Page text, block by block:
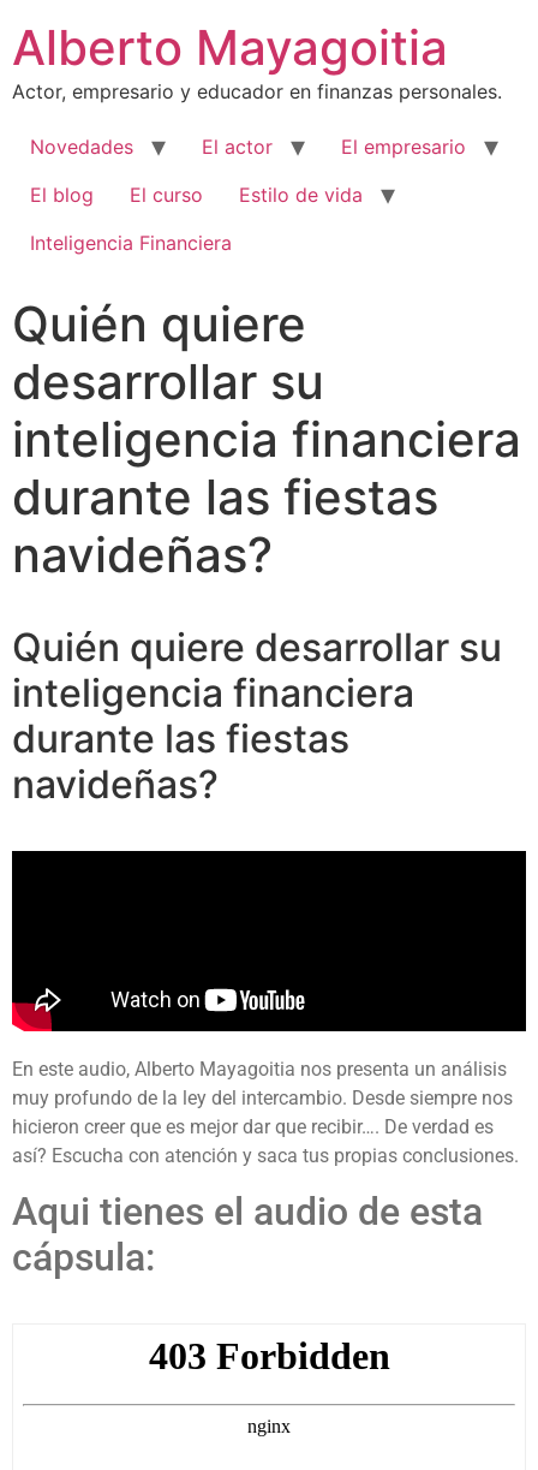
Alberto Mayagoitia
Actor, empresario y educador en finanzas personales.
Novedades El actor
El empresario
El blog
El curso
Estilo de vida
Inteligencia Financiera
Quién quiere
desarrollar su
inteligencia financiera
durante las fiestas
navideñas?
Quién quiere desarrollar su
inteligencia financiera
durante las fiestas
navideñas?
En este audio, Alberto Mayagoitia nos presenta un análisis
muy profundo de la ley del intercambio. Desde siempre nos
hicieron creer que es mejor dar que recibir…. De verdad es
así? Escucha con atención y saca tus propias conclusiones.
Aqui tienes el audio de esta
cápsula: